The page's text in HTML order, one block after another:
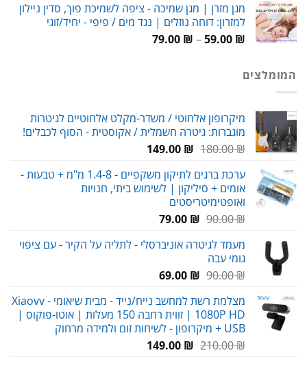
היה:
80.00 ₪.
הוא:
59.00 ₪.
מגן מזרן | מגן שמיכה - ציפה לשמיכת פוך, סדין ניילון
למזרון: דוחה נוזלים | נגד מים / פיפי - יחיד/זוגי
59.00 ₪
–
79.00 ₪
טווח
המומלצים
מיקרופון אלחוטי / משדר-מקלט אלחוטיים לגיטרות
מוגברות: גיטרה חשמלית / אקוסטית - הסוף לכבלים!
180.00₪
המחיר
היה:
180.00 ₪.
149.00 ₪
המחיר
הוא:
149.00 ₪.
ערכת ברגים לתיקון משקפיים - 1.4-8 מ"מ + טבעות -
אומים + סיליקון | לשימוש ביתי, חנויות
ואופטימיטריסטים
90.00₪
המחיר
היה:
79.00 ₪
המחיר
הוא:
מעמד לגיטרה אוניברסלי - לתליה על הקיר - עם ציפוי
גומי עבה
90.00₪
המחיר
היה:
90.00 ₪.
69.00 ₪
המחיר
הוא:
69.00 ₪.
מצלמת רשת למחשב נייח/נייד - מבית שיאומי Xiaovv -
1080P HD | זווית רחבה 150 מעלות | אוטו-פוקוס |
USB + מיקרופון - לשיחות זום ולמידה מרחוק
210.00₪
המחיר149.00 ₪
המחיר